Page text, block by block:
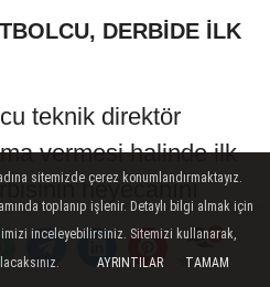
Yorumlar
Çakır, Wilfried
İlkay Gündoğan'ın
ilk kez
siyah-beyazlı
edecek.
DERBİDE İLK
sitemizde çerez konumlandırmaktayız.
toplanıp işlenir. Detaylı bilgi almak için
inceleyebilirsiniz. Sitemizi kullanarak,
AYRINTILAR TAMAM